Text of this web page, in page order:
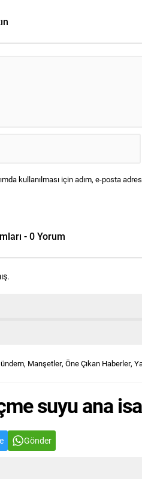
Tınaz’ın
koku maddesinin
kullanılması için adım, e-posta
- 0 Yorum
, Manşetler, Öne Çıkan Haberler,
suyu ana
Gönder